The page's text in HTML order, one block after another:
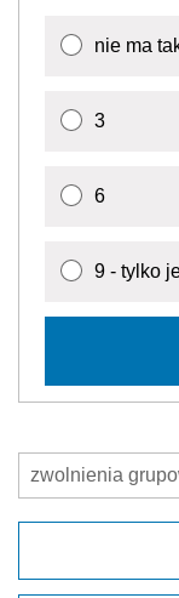
nie ma
3
6
9 - tylko
zwolnienia